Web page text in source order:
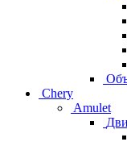
Chery
Amulet